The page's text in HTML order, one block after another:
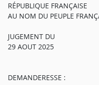
RÉPUBLIQUE FRANÇAISE
AU NOM DU PEUPLE
JUGEMENT DU
29 AOUT 2025
DEMANDERESSE :